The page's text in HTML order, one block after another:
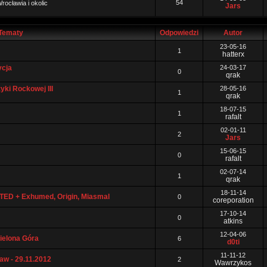
i okolic 54 Jars
Odpowiedzi Autor
1
23-05-16
hatterx
0
24-03-17
qrak
Rockowej III
1
28-05-16
qrak
1
18-07-15
rafalt
2
02-01-11
Jars
0
15-06-15
rafalt
1
02-07-14
qrak
+ Exhumed, Origin, Miasmal 0
18-11-14
coreporation
0
17-10-14
atkins
Góra 6
12-04-06
d0ti
- 29.11.2012 2
11-11-12
Wawrzykos